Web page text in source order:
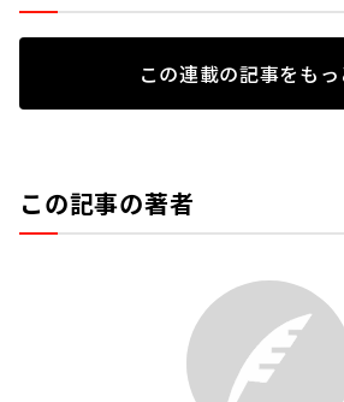
この連載の記事をも
この記事の著者